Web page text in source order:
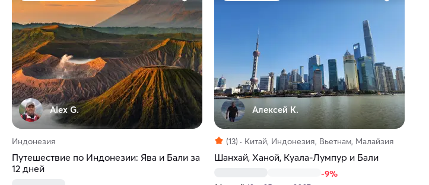
Alex G.
Индонезия
Путешествие по Индонезии: Ява и Бали за
12 дней
Алексей К.
(13) Китай, Индонезия, Вьетнам, Малайзия
Шанхай, Ханой, Куала-Лумпур и Бали
-9%